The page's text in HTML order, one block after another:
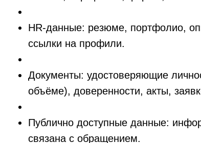
HR-данные: резюме, портфолио,
ссылки на профили.
Документы: удостоверяющие
объёме), доверенности, акты,
Публично доступные данные:
связана с обращением.